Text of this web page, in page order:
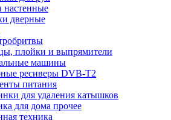
дверные
плойки и выпрямители
машины
ресиверы DVB-T2
питания
для удаления катышков
для дома прочее
техника